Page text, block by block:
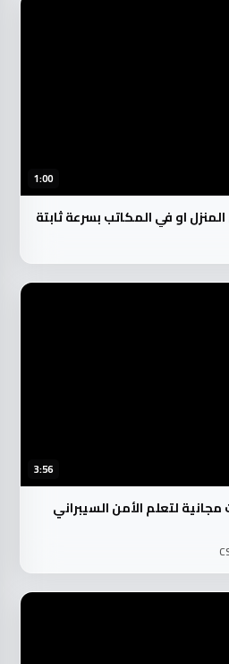
1:00
او في المكاتب بسرعة ثابتة
3:56
لتعلم الأمن السيبراني